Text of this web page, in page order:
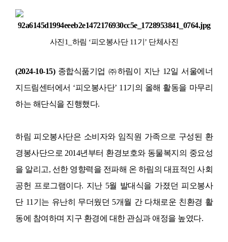
사진 1_ 하림 ‘피오봉사단11 기 ’ 단체사진
(2024-10-15) 종합식품기업 ㈜하림이 지난12일 서울에너
지드림센터에서 ‘피오봉사단’ 11기의 올해 활동을 마무리
하는 해단식을 진행했다.
하림 피오봉사단은 소비자와 임직원 가족으로 구성된 환
경봉사단으로 2014년부터 환경보호와 동물복지의 중요성
을 알리고, 선한 영향력을 전파해 온 하림의 대표적인 사회
공헌 프로그램이다. 지난5월 발대식을 가졌던 피오봉사
단11 기는 유난히 무더웠던 5개월 간 다채로운 친환경 활
동에 참여하며 지구 환경에 대한 관심과 애정을 높였다.